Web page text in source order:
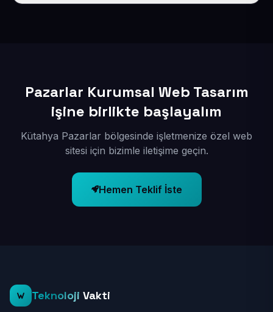
Pazarlar Kurumsal Web Tasarım
işine birlikte başlayalım
Kütahya Pazarlar bölgesinde işletmenize özel web
sitesi için bizimle iletişime geçin.
Hemen Teklif İste
Teknoloji Vakti